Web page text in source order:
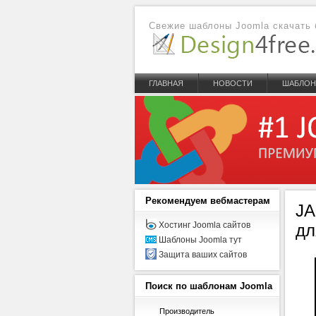
Свежие шаблоны Joomla скачать
ГЛАВНАЯ НОВОСТИ
Рекомендуем вебмастерам
Хостинг Joomla сайтов
Шаблоны Joomla тут
Защита ваших сайтов
Поиск по шаблонам Joomla
Производитель